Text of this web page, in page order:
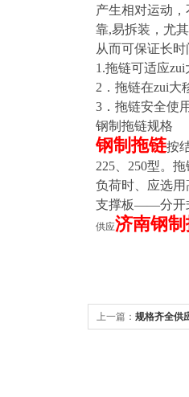
产生相对运动
靠,易拆装，尤
从而可保证长时
1.拖链可适应zui
2 ．拖链在zui大
3 ．拖链安全使
钢制拖链规格
钢制拖链按
225、250型。
负荷时、应选
支撑板——分开
供应济南钢
上一篇： 规格齐全供